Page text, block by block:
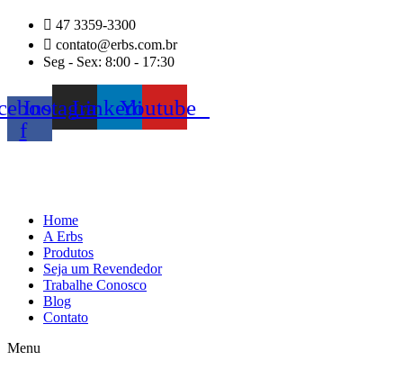
conteúdo
47 3359-3300
contato@erbs.com.br
Seg - Sex: 8:00 - 17:30
f
InstagramLinkedinYoutube
Home
A Erbs
Produtos
Seja um Revendedor
Trabalhe Conosco
Blog
Contato
Menu